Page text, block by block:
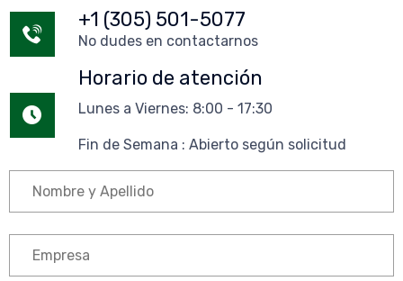
+1 (305) 501-5077
No dudes en contactarnos
Horario de atención
Lunes a Viernes: 8:00 - 17:30
Fin de Semana : Abierto según solicitud